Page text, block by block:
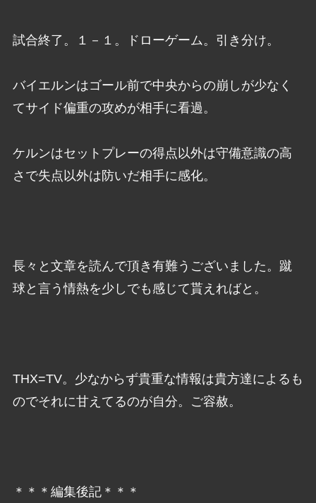
試合終了。１－１。ドローゲーム。引き分け。
バイエルンはゴール前で中央からの崩しが少なく
てサイド偏重の攻めが相手に看過。
ケルンはセットプレーの得点以外は守備意識の高
さで失点以外は防いだ相手に感化。
長々と文章を読んで頂き有難うございました。蹴
球と言う情熱を少しでも感じて貰えればと。
THX=TV。少なからず貴重な情報は貴方達によるも
のでそれに甘えてるのが自分。ご容赦。
＊＊＊編集後記＊＊＊